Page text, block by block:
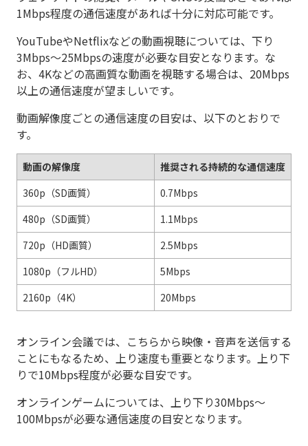
1Mbps程度の通信速度があれば十分に対応可能です。
YouTubeやNetflixなどの動画視聴については、下り
3Mbps～25Mbpsの速度が必要な目安となります。な
お、4Kなどの高画質な動画を視聴する場合は、20Mbps
以上の通信速度が望ましいです。
動画解像度ごとの通信速度の目安は、以下のとおりで
す。
動画の解像度
推奨される持続的な通信速度
360p（SD画質）
0.7Mbps
480p（SD画質）
1.1Mbps
720p（HD画質）
2.5Mbps
1080p（フルHD）
5Mbps
2160p（4K）
20Mbps
オンライン会議では、こちらから映像・音声を送信する
ことにもなるため、上り速度も重要となります。上り下
りで10Mbps程度が必要な目安です。
オンラインゲームについては、上り下り30Mbps～
100Mbpsが必要な通信速度の目安となります。